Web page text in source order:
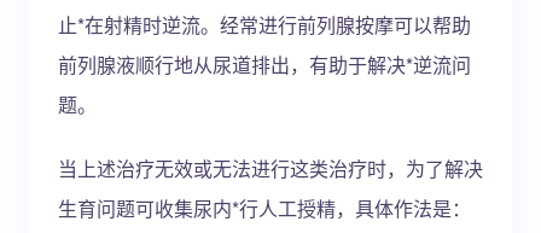
止*在射精时逆流。经常进行前列腺按摩可以帮助
前列腺液顺行地从尿道排出，有助于解决*逆流问
题。
当上述治疗无效或无法进行这类治疗时，为了解决
生育问题可收集尿内*行人工授精，具体作法是：